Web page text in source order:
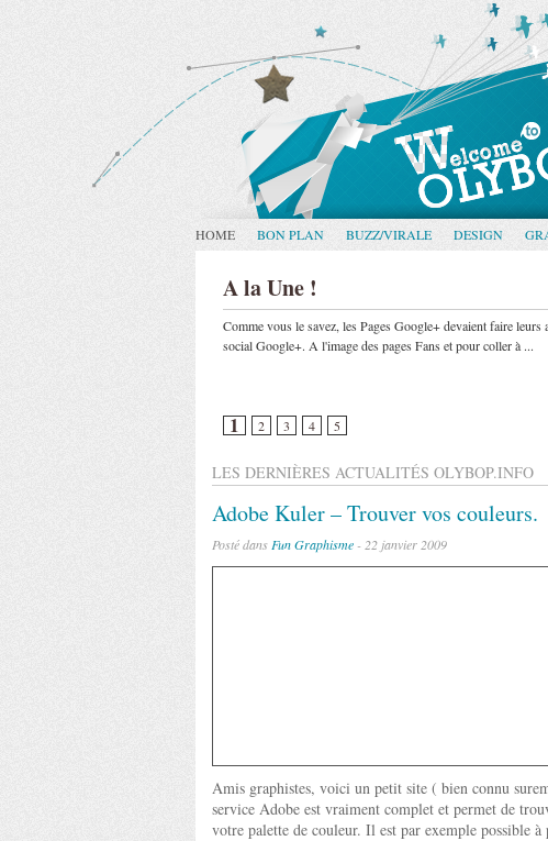
HOME BON PLAN BUZZ/VIRALE DESIGN
A la Une !
Comme vous le savez, les Pages Google+ devaient faire
social Google+. A l'image des pages Fans et pour coller à ...
1 2 3 4 5
LES DERNIÈRES ACTUALITÉS OLYBOP.INFO
Adobe Kuler – Trouver vos couleurs.
Posté dans FunGraphisme- 22 janvier 2009
Amis graphistes, voici un petit site ( bien connu
service Adobe est vraiment complet et permet de
votre palette de couleur. Il est par exemple possible